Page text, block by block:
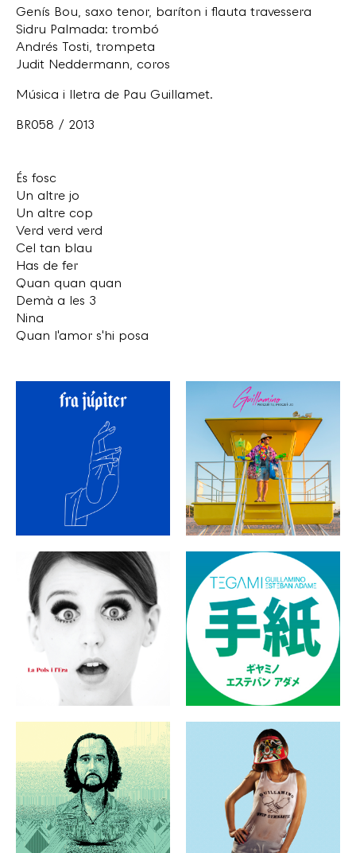
Genís Bou, saxo tenor, baríton i flauta travessera
Sidru Palmada: trombó
Andrés Tosti, trompeta
Judit Neddermann, coros
Música i lletra de Pau Guillamet.
BR058 / 2013
És fosc
Un altre jo
Un altre cop
Verd verd verd
Cel tan blau
Has de fer
Quan quan quan
Demà a les 3
Nina
Quan l'amor s'hi posa